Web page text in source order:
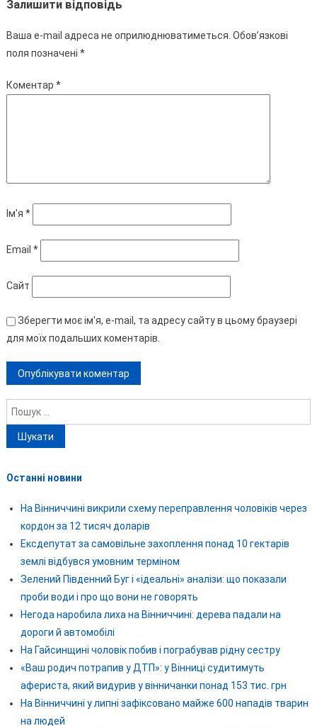
Залишити відповідь
Ваша e-mail адреса не оприлюднюватиметься. Обов’язкові
поля позначені *
Коментар *
Ім'я *
Email *
Сайт
Зберегти моє ім'я, e-mail, та адресу сайту в цьому браузері
для моїх подальших коментарів.
Пошук:
Останні новини
На Вінниччині викрили схему переправлення чоловіків через
кордон за 12 тисяч доларів
Ексдепутат за самовільне захоплення понад 10 гектарів
землі відбувся умовним терміном
Зелений Південний Буг і «ідеальні» аналізи: що показали
проби води і про що вони не говорять
Негода наробила лиха на Вінниччині: дерева падали на
дороги й автомобілі
На Гайсинщині чоловік побив і пограбував рідну сестру
«Ваш родич потрапив у ДТП»: у Вінниці судитимуть
афериста, який видурив у вінничанки понад 153 тис. грн
На Вінниччині у липні зафіксовано майже 600 нападів тварин
на людей